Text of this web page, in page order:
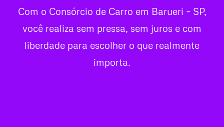
Com o Consórcio de Carro em Barueri – SP,
você realiza sem pressa, sem juros e com
liberdade para escolher o que realmente
importa.